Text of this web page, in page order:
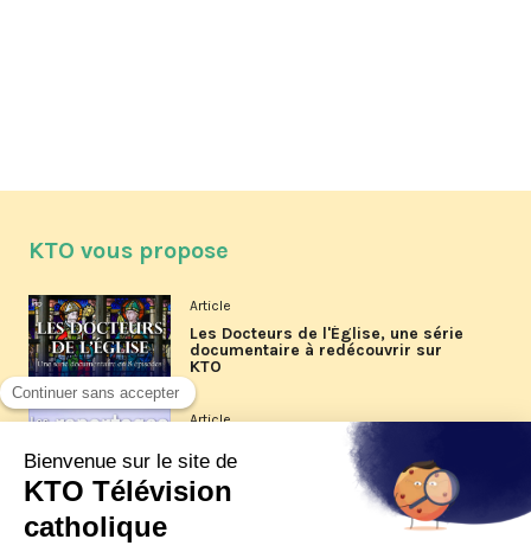
KTO vous propose
Article
Les Docteurs de l'Église, une série
documentaire à redécouvrir sur
KTO
Article
Les reportages d'été 2026 de KTO